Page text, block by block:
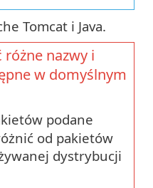
Tomcat i Java.
nazwy i
w domyślnym
podane
od pakietów
dystrybucji